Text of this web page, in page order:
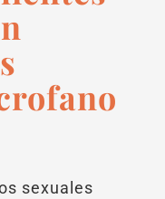
sexuales